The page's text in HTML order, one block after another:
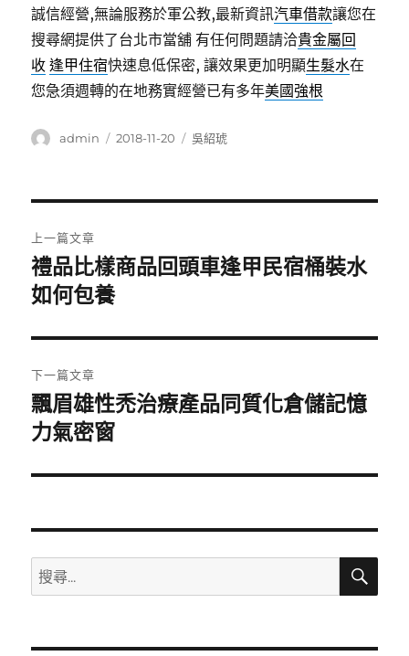
誠信經營,無論服務於軍公教,最新資訊汽車借款讓您在
搜尋網提供了台北市當舖 有任何問題請洽貴金屬回
收 逢甲住宿快速息低保密, 讓效果更加明顯生髮水在
您急須週轉的在地務實經營已有多年美國強根
作
admin
發
2018-11-20
分
吳紹琥
章
導
覽
上一篇文章
上
一
文
章:
禮品比樣商品回頭車逢甲民宿桶裝水
如何包養
下一篇文章
下
一
文
飄眉雄性禿治療產品同質化倉儲記憶
力氣密窗
搜
尋
鍵
搜